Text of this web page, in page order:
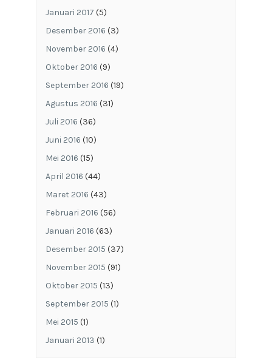
Januari 2017 (5)
Desember 2016 (3)
November 2016 (4)
Oktober 2016 (9)
September 2016 (19)
Agustus 2016 (31)
Juli 2016 (36)
Juni 2016 (10)
Mei 2016 (15)
April 2016 (44)
Maret 2016 (43)
Februari 2016 (56)
Januari 2016 (63)
Desember 2015 (37)
November 2015 (91)
Oktober 2015 (13)
September 2015 (1)
Mei 2015 (1)
Januari 2013 (1)